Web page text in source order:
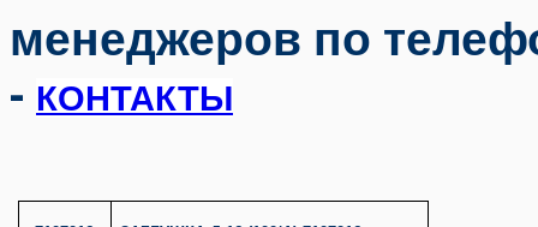
менеджеров по
- КОНТАКТЫ